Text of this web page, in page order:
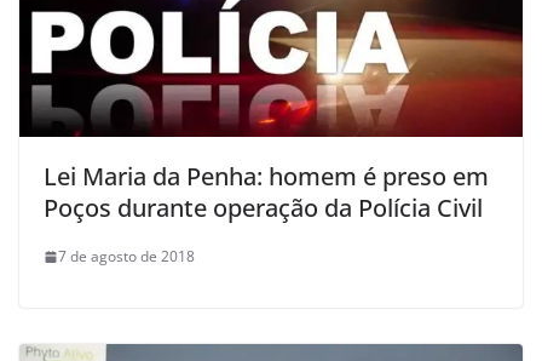
Lei Maria da Penha: homem é preso em
Poços durante operação da Polícia Civil
7 de agosto de 2018